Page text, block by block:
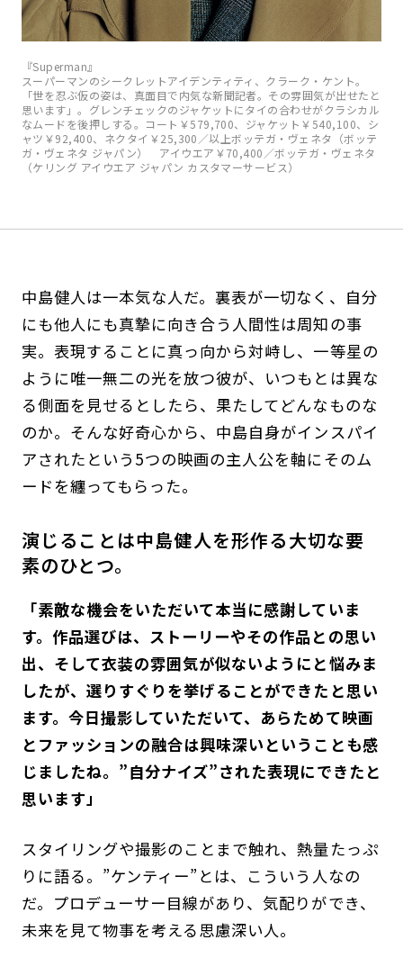
『Superman』
スーパーマンのシークレットアイデンティティ、クラーク・ケント。
「世を忍ぶ仮の姿は、真面目で内気な新聞記者。その雰囲気が出せたと
思います」。グレンチェックのジャケットにタイの合わせがクラシカル
なムードを後押しする。コート￥579,700、ジャケット￥540,100、シ
ャツ￥92,400、ネクタイ￥25,300／以上ボッテガ・ヴェネタ（ボッテ
ガ・ヴェネタ ジャパン） アイウエア￥70,400／ボッテガ・ヴェネタ
（ケリング アイウエア ジャパン カスタマーサービス）
中島健人は一本気な人だ。裏表が一切なく、自分
にも他人にも真摯に向き合う人間性は周知の事
実。表現することに真っ向から対峙し、一等星の
ように唯一無二の光を放つ彼が、いつもとは異な
る側面を見せるとしたら、果たしてどんなものな
のか。そんな好奇心から、中島自身がインスパイ
アされたという5つの映画の主人公を軸にそのム
ードを纏ってもらった。
演じることは中島健人を形作る大切な要
素のひとつ。
「素敵な機会をいただいて本当に感謝していま
す。作品選びは、ストーリーやその作品との思い
出、そして衣装の雰囲気が似ないようにと悩みま
したが、選りすぐりを挙げることができたと思い
ます。今日撮影していただいて、あらためて映画
とファッションの融合は興味深いということも感
じましたね。”自分ナイズ”された表現にできたと
思います」
スタイリングや撮影のことまで触れ、熱量たっぷ
りに語る。”ケンティー”とは、こういう人なの
だ。プロデューサー目線があり、気配りができ、
未来を見て物事を考える思慮深い人。